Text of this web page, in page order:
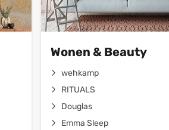
Wonen & Beauty
wehkamp
RITUALS
Douglas
Emma Sleep